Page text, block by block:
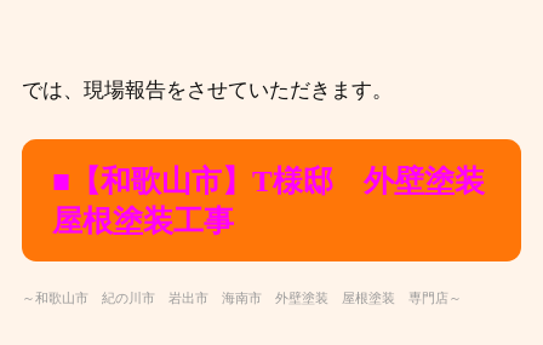
では、現場報告をさせていただきます。
■【和歌山市】T様邸 外壁塗装
屋根塗装工事
～和歌山市 紀の川市 岩出市 海南市 外壁塗装 屋根塗装 専門店～